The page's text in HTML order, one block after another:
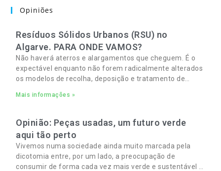
Opiniões
Resíduos Sólidos Urbanos (RSU) no
Algarve. PARA ONDE VAMOS?
Não haverá aterros e alargamentos que cheguem. É o
expectável enquanto não forem radicalmente alterados
os modelos de recolha, deposição e tratamento de
Mais informações »
Opinião: Peças usadas, um futuro verde
aqui tão perto
Vivemos numa sociedade ainda muito marcada pela
dicotomia entre, por um lado, a preocupação de
consumir de forma cada vez mais verde e sustentável e,